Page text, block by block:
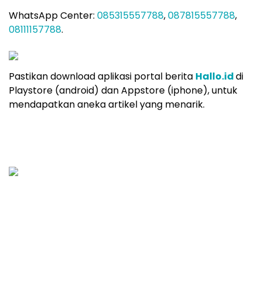
WhatsApp Center: 085315557788,087815557788,
08111157788.
Pastikan download aplikasi portal berita Hallo.iddi
Playstore (android) dan Appstore (iphone), untuk
mendapatkan aneka artikel yang menarik.